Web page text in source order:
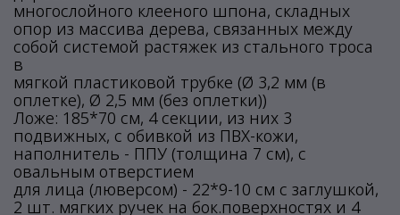
многослойного клееного шпона, складных
опор из массива дерева, связанных между
собой системой растяжек из стального троса
в
мягкой пластиковой трубке (Ø 3,2 мм (в
оплетке), Ø 2,5 мм (без оплетки))
Ложе: 185*70 см, 4 секции, из них 3
подвижных, с обивкой из ПВХ-кожи,
наполнитель - ППУ (толщина 7 см), с
овальным отверстием
для лица (люверсом) - 22*9-10 см с заглушкой,
2 шт. мягких ручек на бок.поверхностях и 4